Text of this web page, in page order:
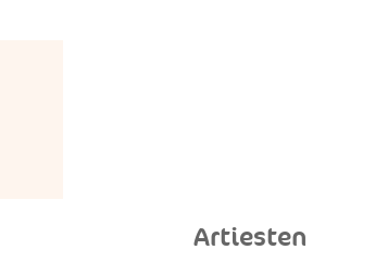
Artiesten